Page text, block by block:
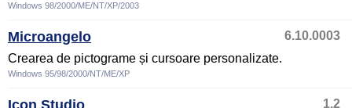
Windows 98/2000/ME/NT/XP/2003
Microangelo
6.10.0003
Crearea de pictograme și cursoare personalizate.
Windows 95/98/2000/NT/ME/XP
Icon Studio
1.2